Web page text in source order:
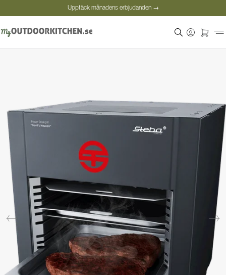
Upptäck månadens erbjudanden →